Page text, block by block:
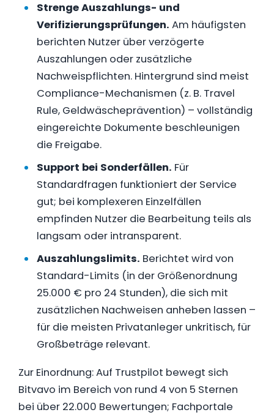
Strenge Auszahlungs- und
Verifizierungsprüfungen. Am häufigsten
berichten Nutzer über verzögerte
Auszahlungen oder zusätzliche
Nachweispflichten. Hintergrund sind meist
Compliance-Mechanismen (z. B. Travel
Rule, Geldwäscheprävention) – vollständig
eingereichte Dokumente beschleunigen
die Freigabe.
Support bei Sonderfällen. Für
Standardfragen funktioniert der Service
gut; bei komplexeren Einzelfällen
empfinden Nutzer die Bearbeitung teils als
langsam oder intransparent.
Auszahlungslimits. Berichtet wird von
Standard-Limits (in der Größenordnung
25.000 € pro 24 Stunden), die sich mit
zusätzlichen Nachweisen anheben lassen –
für die meisten Privatanleger unkritisch, für
Großbeträge relevant.
Zur Einordnung: Auf Trustpilot bewegt sich
Bitvavo im Bereich von rund 4 von 5 Sternen
bei über 22.000 Bewertungen; Fachportale